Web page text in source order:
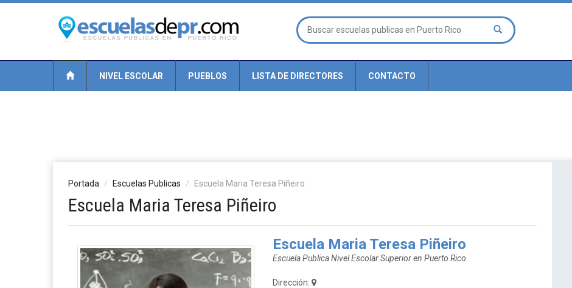
NIVEL ESCOLAR PUEBLOS LISTA DE DIRECTORES CONTACTO
Portada Escuelas Publicas Escuela Maria Teresa Piñeiro
Escuela Maria Teresa Piñeiro
Escuela Maria Teresa Piñeiro
Escuela Publica Nivel Escolar Superior en Puerto Rico
Dirección: